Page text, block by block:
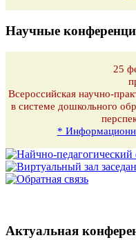
Научные
25
Всероссийская научно-
в системе дошкольного
*
Актуальная